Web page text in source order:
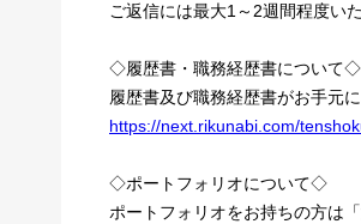
ご返信には最大1～2週間程度い
◇履歴書・職務経歴書について◇
履歴書及び職務経歴書がお手元
https://next.rikunabi.com/
◇ポートフォリオについて◇
ポートフォリオをお持ちの方は